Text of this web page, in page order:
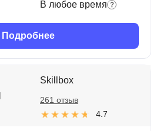
В любое время
Подробнее
Skillbox
4.7
261 отзыв